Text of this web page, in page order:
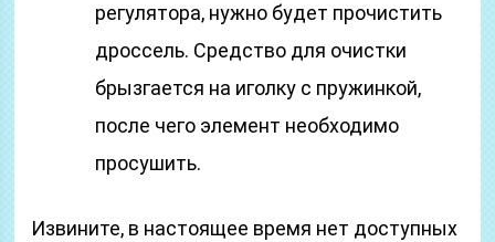
регулятора, нужно будет прочистить
дроссель. Средство для очистки
брызгается на иголку с пружинкой,
после чего элемент необходимо
просушить.
Извините, в настоящее время нет доступных